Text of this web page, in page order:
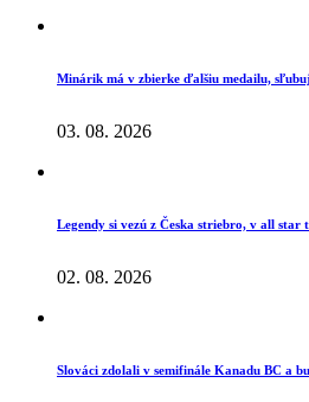
Minárik má v zbierke ďalšiu medailu,
03. 08. 2026
Legendy si vezú z Česka striebro, v all
02. 08. 2026
Slováci zdolali v semifinále Kanadu BC a